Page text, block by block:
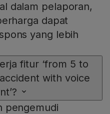
dalam pelaporan,
dapat
yang lebih
fitur ‘from 5 to
with voice
pengemudi